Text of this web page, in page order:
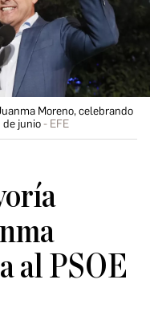
Moreno, celebrando
junio
EFE
al PSOE